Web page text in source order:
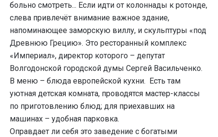
больно смотреть... Если идти от колоннады к ротонде,
слева привлечёт внимание важное здание,
напоминающее заморскую виллу, и скульптуры «под
Древнюю Грецию». Это ресторанный комплекс
«Империал», директор которого – депутат
Волгодонской городской думы Сергей Васильченко.
В меню – блюда европейской кухни. Есть там
уютная детская комната, проводятся мастер-классы
по приготовлению блюд; для приехавших на
машинах – удобная парковка.
Оправдает ли себя это заведение с богатыми